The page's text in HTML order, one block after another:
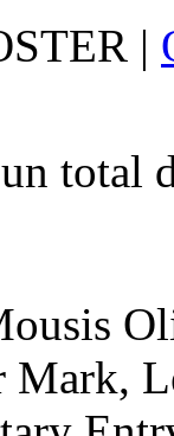
|
total
Mark,